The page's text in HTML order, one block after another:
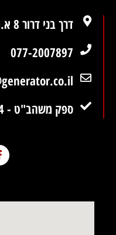
דרך בני דרור 8 א.ת תל מונד
077-2007897
ספק משהב"ט - 11010884